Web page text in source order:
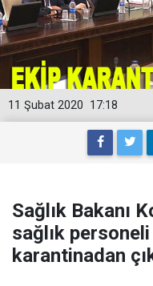
17:18
11 Şubat 2020
Sağlık Bakanı
sağlık
karantinadan